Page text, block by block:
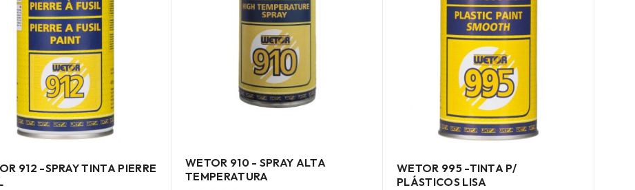
912 -SPRAY TINTA PIERRE
WETOR 910 - SPRAY ALTA
TEMPERATURA
WETOR 995 -TINTA P/
PLÁSTICOS LISA